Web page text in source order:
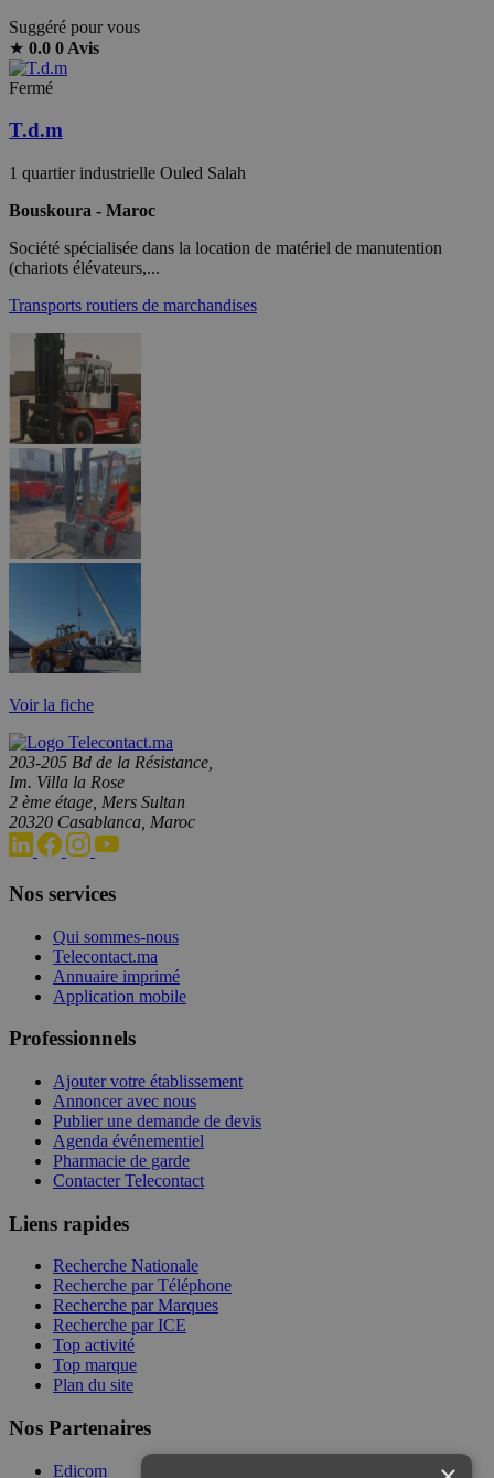
Suggéré pour vous
★ 0.0 0 Avis
Fermé
T.d.m
1 quartier industrielle Ouled Salah
Bouskoura - Maroc
Société spécialisée dans la location de matériel de manutention
(chariots élévateurs,...
Transports routiers de marchandises
Voir la fiche
203-205 Bd de la Résistance,
Im. Villa la Rose
2 ème étage, Mers Sultan
20320 Casablanca, Maroc
Nos services
Qui sommes-nous
Telecontact.ma
Annuaire imprimé
Application mobile
Professionnels
Ajouter votre établissement
Annoncer avec nous
Publier une demande de devis
Agenda événementiel
Pharmacie de garde
Contacter Telecontact
Liens rapides
Recherche Nationale
Recherche par Téléphone
Recherche par Marques
Recherche par ICE
Top activité
Top marque
Plan du site
Nos Partenaires
Edicom